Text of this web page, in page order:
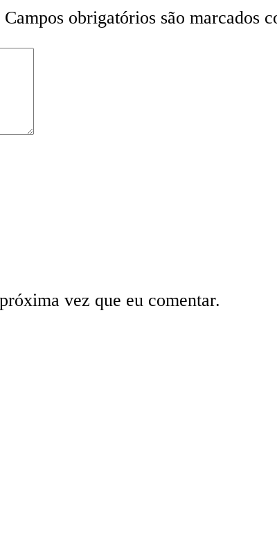
Campos obrigatórios são marcados
vez que eu comentar.